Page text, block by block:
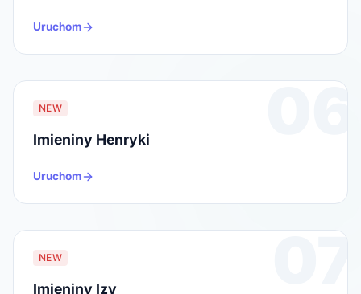
Uruchom
06
NEW
Imieniny Henryki
Uruchom
07
NEW
Imieniny Izy